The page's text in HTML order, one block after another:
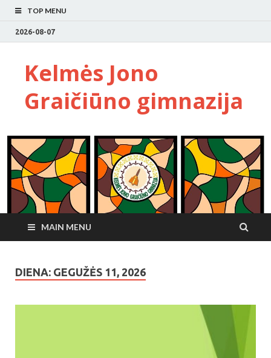
TOP MENU
2026-08-07
Kelmės Jono
Graičiūno gimnazija
MAIN MENU
DIENA: GEGUŽĖS 11, 2026